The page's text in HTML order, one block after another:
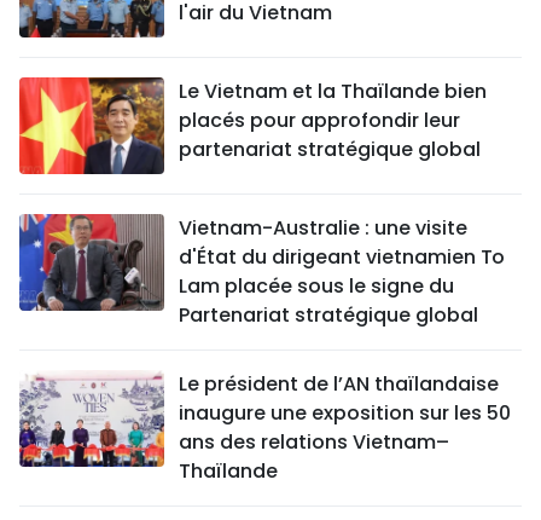
l'air du Vietnam
Le Vietnam et la Thaïlande bien
placés pour approfondir leur
partenariat stratégique global
Vietnam-Australie : une visite
d'État du dirigeant vietnamien To
Lam placée sous le signe du
Partenariat stratégique global
Le président de l’AN thaïlandaise
inaugure une exposition sur les 50
ans des relations Vietnam–
Thaïlande